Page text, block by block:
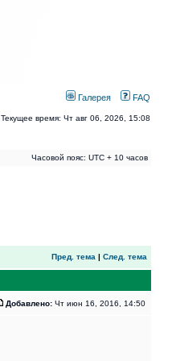
Галерея FAQ
Текущее время: Чт авг 06, 2026, 15:08
Часовой пояс: UTC + 10 часов
Пред. тема | След. тема
Добавлено: Чт июн 16, 2016, 14:50